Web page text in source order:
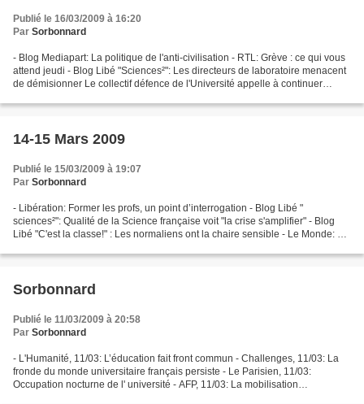
Publié le 16/03/2009 à 16:20
Par Sorbonnard
- Blog Mediapart: La politique de l'anti-civilisation - RTL: Grève : ce qui vous
attend jeudi - Blog Libé "Sciences²": Les directeurs de laboratoire menacent
de démisionner Le collectif défence de l'Université appelle à continuer
14-15 Mars 2009
Publié le 15/03/2009 à 19:07
Par Sorbonnard
- Libération: Former les profs, un point d’interrogation - Blog Libé "
sciences²": Qualité de la Science française voit "la crise s'amplifier" - Blog
Libé "C'est la classe!" : Les normaliens ont la chaire sensible - Le Monde: N.
Sorbonnard
Publié le 11/03/2009 à 20:58
Par Sorbonnard
- L'Humanité, 11/03: L’éducation fait front commun - Challenges, 11/03: La
fronde du monde universitaire français persiste - Le Parisien, 11/03:
Occupation nocturne de l' université - AFP, 11/03: La mobilisation